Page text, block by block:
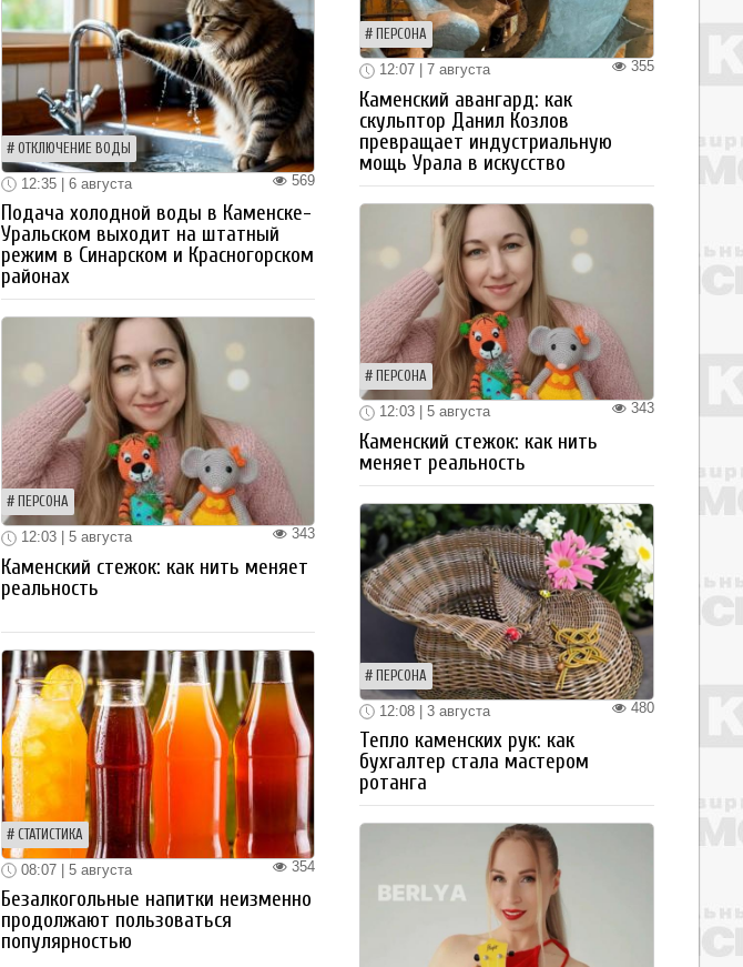
ОТКЛЮЧЕНИЕ ВОДЫ
569
12:35 | 6 августа
Подача холодной воды в Каменске-
Уральском выходит на штатный
режим в Синарском и Красногорском
районах
ПЕРСОНА
343
12:03 | 5 августа
Каменский стежок: как нить меняет
реальность
СТАТИСТИКА
354
08:07 | 5 августа
Безалкогольные напитки неизменно
продолжают пользоваться
популярностью
ПЕРСОНА
355
12:07 | 7 августа
Каменский авангард: как
скульптор Данил Козлов
превращает индустриальную
мощь Урала в искусство
ПЕРСОНА
343
12:03 | 5 августа
Каменский стежок: как нить
меняет реальность
ПЕРСОНА
480
12:08 | 3 августа
Тепло каменских рук: как
бухгалтер стала мастером
ротанга